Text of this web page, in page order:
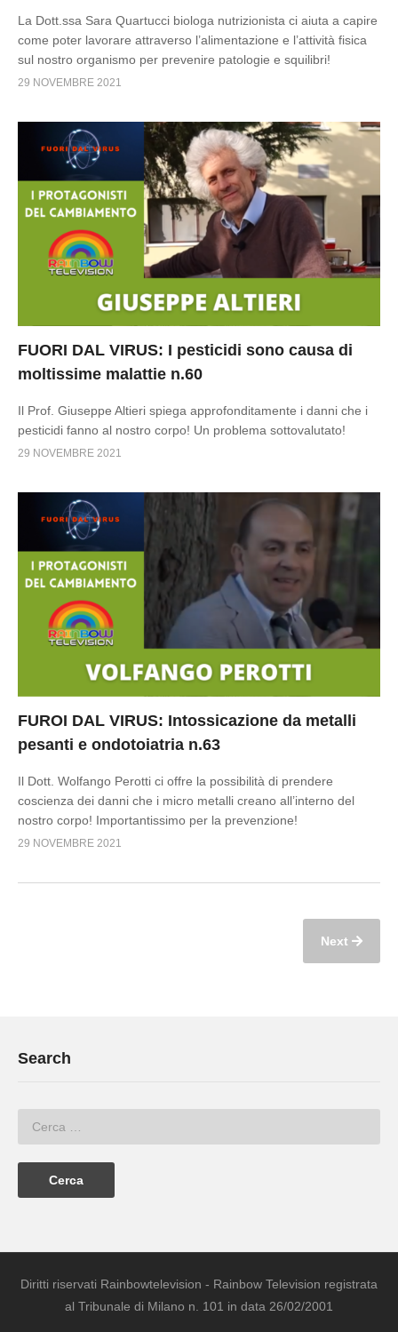
La Dott.ssa Sara Quartucci biologa nutrizionista ci aiuta a capire
come poter lavorare attraverso l’alimentazione e l’attività fisica
sul nostro organismo per prevenire patologie e squilibri!
29 NOVEMBRE 2021
FUORI DAL VIRUS: I pesticidi sono causa di
moltissime malattie n.60
Il Prof. Giuseppe Altieri spiega approfonditamente i danni che i
pesticidi fanno al nostro corpo! Un problema sottovalutato!
29 NOVEMBRE 2021
FUROI DAL VIRUS: Intossicazione da metalli
pesanti e ondotoiatria n.63
Il Dott. Wolfango Perotti ci offre la possibilità di prendere
coscienza dei danni che i micro metalli creano all’interno del
nostro corpo! Importantissimo per la prevenzione!
29 NOVEMBRE 2021
Next
Search
Diritti riservati Rainbowtelevision - Rainbow Television registrata
al Tribunale di Milano n. 101 in data 26/02/2001